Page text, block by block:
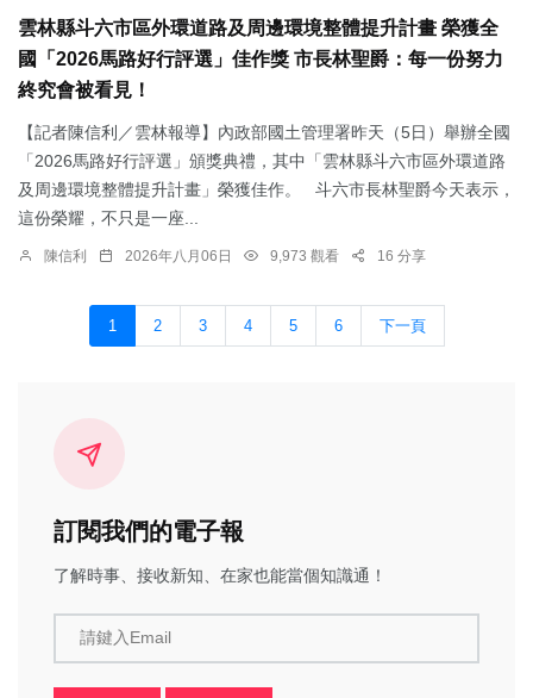
雲林縣斗六市區外環道路及周邊環境整體提升計畫 榮獲全
國「2026馬路好行評選」佳作獎 市長林聖爵：每一份努力
終究會被看見！
【記者陳信利／雲林報導】內政部國土管理署昨天（5日）舉辦全國
「2026馬路好行評選」頒獎典禮，其中「雲林縣斗六市區外環道路
及周邊環境整體提升計畫」榮獲佳作。 斗六市長林聖爵今天表示，
這份榮耀，不只是一座...
陳信利 2026年八月06日 9,973 觀看 16 分享
1 2 3 4 5 6 下一頁
訂閱我們的電子報
了解時事、接收新知、在家也能當個知識通！
請鍵入Email